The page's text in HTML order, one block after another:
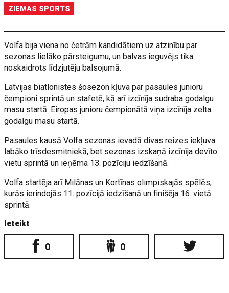
ZIEMAS SPORTS
Volfa bija viena no četrām kandidātiem uz atzinību par
sezonas lielāko pārsteigumu, un balvas ieguvējs tika
noskaidrots līdzjutēju balsojumā.
Latvijas biatlonistes šosezon kļuva par pasaules junioru
čempioni sprintā un stafetē, kā arī izcīnīja sudraba godalgu
masu startā. Eiropas junioru čempionātā viņa izcīnīja zelta
godalgu masu startā.
Pasaules kausā Volfa sezonas ievadā divas reizes iekļuva
labāko trīsdesmitniekā, bet sezonas izskaņā izcīnīja devīto
vietu sprintā un ieņēma 13. pozīciju iedzīšanā.
Volfa startēja arī Milānas un Kortīnas olimpiskajās spēlēs,
kurās ierindojās 11. pozīcijā iedzīšanā un finišēja 16. vietā
sprintā.
Ieteikt
0 0